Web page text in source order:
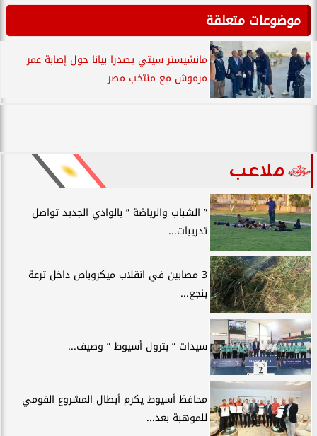
موضوعات متعلقة
مانشيستر سيتي يصدرا بيانا حول إصابة عمر
مرموش مع منتخب مصر
ملاعب
” الشباب والرياضة ” بالوادي الجديد تواصل
تدريبات...
3 مصابين في انقلاب ميكروباص داخل ترعة
بنجع...
سيدات ” بترول أسيوط ” وصيف...
محافظ أسيوط يكرم أبطال المشروع القومي
للموهبة بعد...